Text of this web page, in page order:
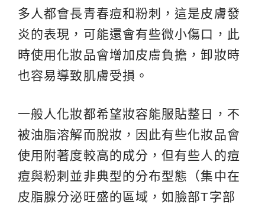
多人都會長青春痘和粉刺，這是皮膚發
炎的表現，可能還會有些微小傷口，此
時使用化妝品會增加皮膚負擔，卸妝時
也容易導致肌膚受損。
一般人化妝都希望妝容能服貼整日，不
被油脂溶解而脫妝，因此有些化妝品會
使用附著度較高的成分，但有些人的痘
痘與粉刺並非典型的分布型態（集中在
皮脂腺分泌旺盛的區域，如臉部T字部